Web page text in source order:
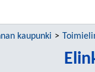
kaupunki